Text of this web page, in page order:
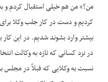
من؟» من هم خیلی استقبال کردم و
کردیم و دست در کار جلب وکلا برای
بیشتر وارد بشوند شدیم. در این
در نزد کسانی که تازه به وکالت
نسبت به وکلایی که قبلاً در مجلس